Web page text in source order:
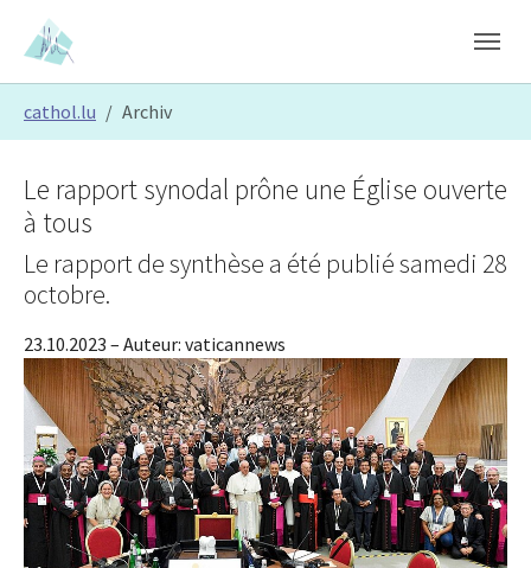
Skip to main content
Skip to page footer
cathol.lu Archiv
Le rapport synodal prône une Église ouverte
à tous
Le rapport de synthèse a été publié samedi 28
octobre.
23.10.2023 – Auteur: vaticannews